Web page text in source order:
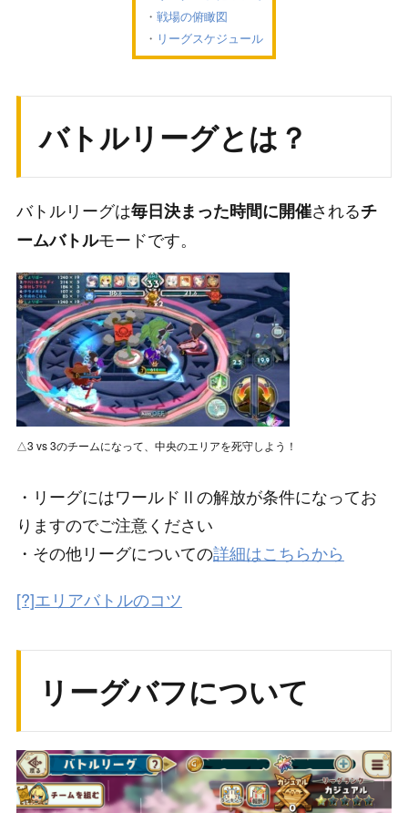
戦場の俯瞰図
リーグスケジュール
バトルリーグとは？
バトルリーグは毎日決まった時間に開催されるチ
ームバトルモードです。
△3 vs 3のチームになって、中央のエリアを死守しよう！
・リーグにはワールドⅡの解放が条件になってお
りますのでご注意ください
・その他リーグについての詳細はこちらから
[?]エリアバトルのコツ
リーグバフについて